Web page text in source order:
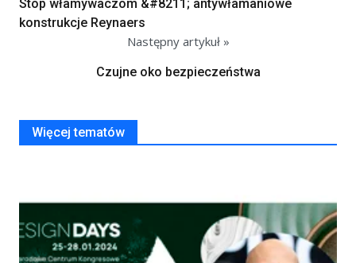
Stop włamywaczom &#8211; antywłamaniowe
konstrukcje Reynaers
Następny artykuł »
Czujne oko bezpieczeństwa
Więcej tematów